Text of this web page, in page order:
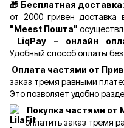
🎁 Бесплатная доставка
от 2000 гривен доставка
"Meest Пошта"
LiqPay – онлайн
Удобный способ оплаты
Оплата частями от
заказ тремя равными
Это позволяет удобно
Покупка частями от
оплатить заказ тремя